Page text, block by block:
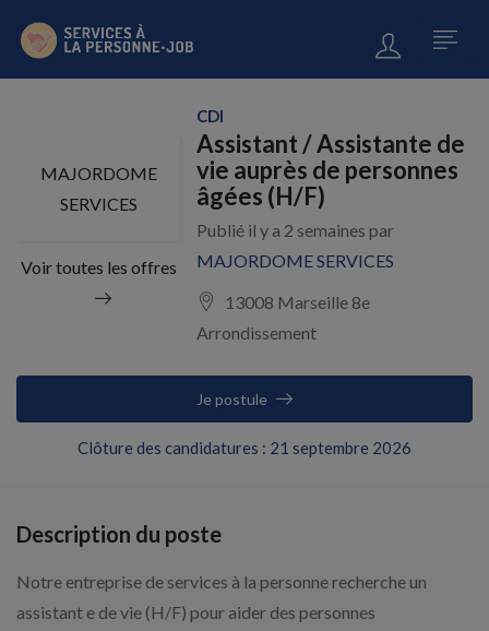
MAJORDOME
SERVICES
Voir toutes les offres
CDI
Assistant / Assistante de
vie auprès de personnes
âgées (H/F)
Publié il y a 2 semaines par
MAJORDOME SERVICES
13008 Marseille 8e
Arrondissement
Clôture des candidatures : 21 septembre 2026
Je postule
Description du poste
Notre entreprise de services à la personne recherche un
assistant e de vie (H/F) pour aider des personnes